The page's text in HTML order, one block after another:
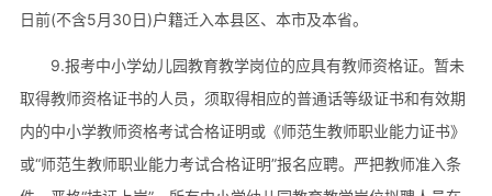
日前(不含5月30日)户籍迁入本县区、本市及本省。
9.报考中小学幼儿园教育教学岗位的应具有教师资格证。暂未
取得教师资格证书的人员，须取得相应的普通话等级证书和有效期
内的中小学教师资格考试合格证明或《师范生教师职业能力证书》
或“师范生教师职业能力考试合格证明”报名应聘。严把教师准入条